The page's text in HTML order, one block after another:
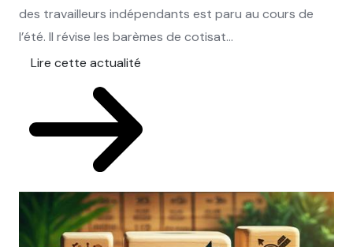
des travailleurs indépendants est paru au cours de
l’été. Il révise les barèmes de cotisat...
Lire cette actualité